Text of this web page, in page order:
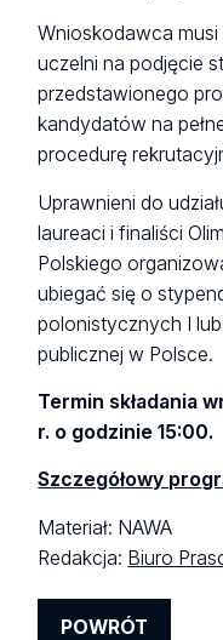
Wnioskodawca
uczelni na podjęcie
przedstawionego
kandydatów na
procedurę
Uprawnieni do
laureaci i finaliści
Polskiego
ubiegać się o
polonistycznych I
publicznej w Polsce.
Termin składania
r. o godzinie 15:00.
Szczegółowy
Materiał: NAWA
Redakcja: Biuro
POWRÓT